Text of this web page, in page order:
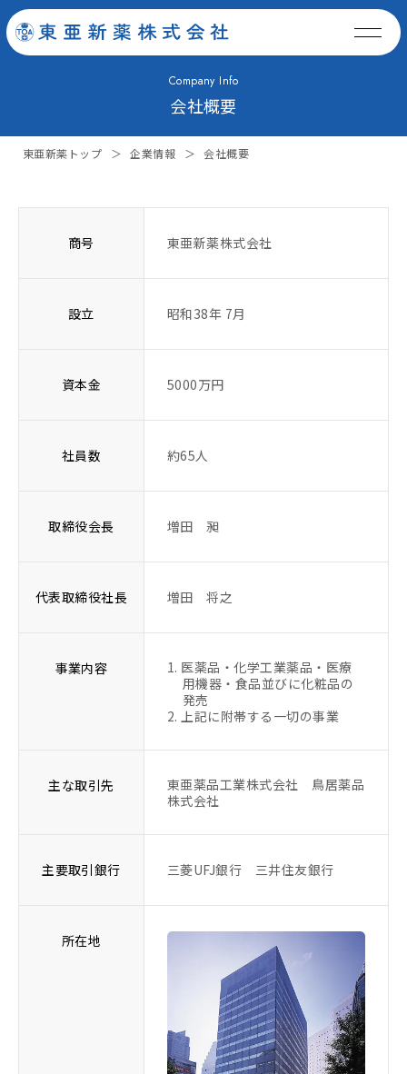
Company Info
会社概要
東亜新薬トップ ＞ 企業情報 ＞ 会社概要
商号 東亜新薬株式会社
設立 昭和38年 7月
資本金 5000万円
社員数 約65人
取締役会長 増田 昶
代表取締役社長 増田 将之
事業内容
医薬品・化学工業薬品・医療
用機器・食品並びに化粧品の
発売
上記に附帯する一切の事業
主な取引先
東亜薬品工業株式会社 鳥居薬品
株式会社
主要取引銀行 三菱UFJ銀行 三井住友銀行
所在地